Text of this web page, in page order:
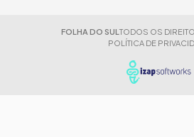
FOLHA DO SUL TODOS OS
POLÍTICA DE